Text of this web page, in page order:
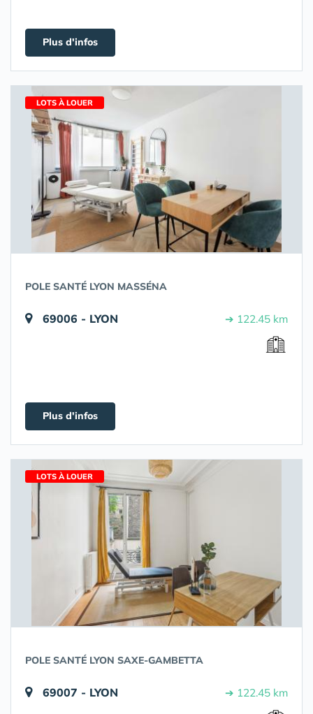
Plus d'infos
LOTS À LOUER
POLE SANTÉ LYON MASSÉNA
69006 - LYON ➔ 122.45 km
Plus d'infos
LOTS À LOUER
POLE SANTÉ LYON SAXE-GAMBETTA
69007 - LYON ➔ 122.45 km